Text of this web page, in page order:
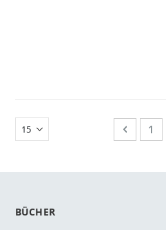
SeiteSeite
ZurückSeite
1
BÜCHER